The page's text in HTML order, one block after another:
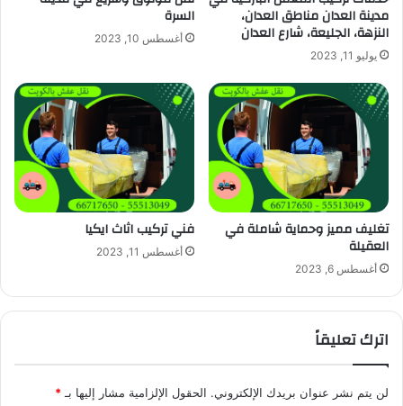
مدينة العدان مناطق العدان،
النزهة، الجليعة، شارع العدان
يوليو 11, 2023
السرة
أغسطس 10, 2023
تغليف مميز وحماية شاملة في
العقيلة
أغسطس 6, 2023
فني تركيب اثاث ايكيا
أغسطس 11, 2023
اترك تعليقاً
لن يتم نشر عنوان بريدك الإلكتروني. الحقول الإلزامية مشار إليها بـ*